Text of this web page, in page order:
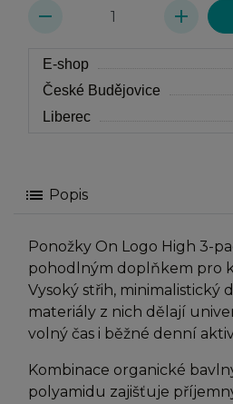
remove add
E-shop
České Budějovice
Liberec
list Popis
Ponožky On Logo High 3-
pohodlným doplňkem pro
Vysoký střih, minimalistický
materiály z nich dělají
volný čas i běžné denní
Kombinace organické
polyamidu zajišťuje